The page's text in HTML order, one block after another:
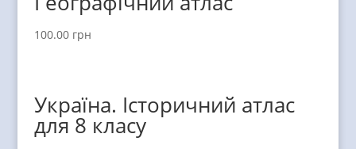
100.00 грн
Україна. Історичний атлас
для 8 класу